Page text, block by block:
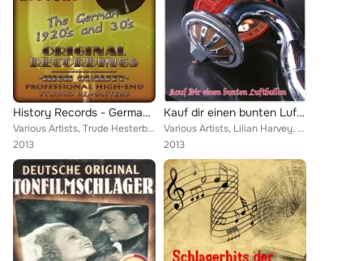
History Records - German Edition - The 1920's and 30's (Original Recordings - Remastered)
Various Artists, Trude Hesterberg, Erich Ponto, Willy Fritsch, Marlène Dietrich, Rosita Serrano, Die 3 Katakomben-Jungs, Victor ...
2013
Kauf dir einen bunten Luftballon (Tonfilmschlager, Vol.6)
Various Artists, Lilian Harvey, Hans Söhnker, Gloria Lilienborn, Willy Fritsch, Rosita Serrano, Orchester Marek Weber, Ilse Wern...
2013